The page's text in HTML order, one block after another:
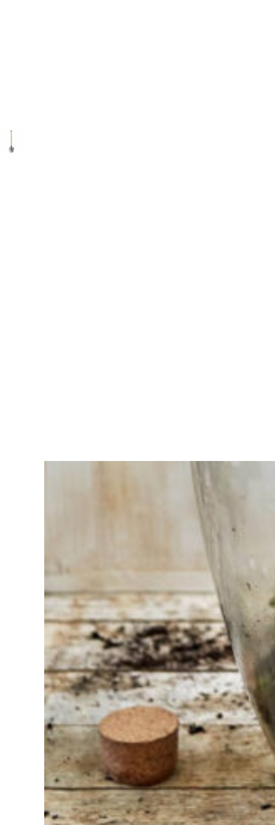
Auswahl?
Werkzeug für Ihren Job
Bei Sneeboer sind
wir immer bereit,
anderen zu helfen.
Zögern Sie nicht,
anzurufen oder eine
E-Mail zu senden,
wenn Sie eine Frage
haben. Dann werden
wir Ihre Frage so
schnell wie möglich
beantworten.